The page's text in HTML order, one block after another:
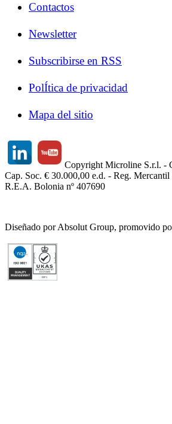
Contactos
Newsletter
Subscribirse en RSS
PolÍtica de privacidad
Mapa del sitio
Copyright Microline S.r.l. -
Cap. Soc. € 30.000,00 e.d. - Reg.
R.E.A. Bolonia nº 407690
Diseñado por Absolut Group, promovido